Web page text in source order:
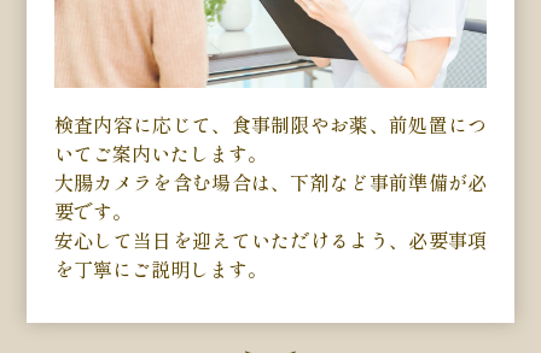
検査内容に応じて、食事制限やお薬、前処置につ
いてご案内いたします。
大腸カメラを含む場合は、下剤など事前準備が必
要です。
安心して当日を迎えていただけるよう、必要事項
を丁寧にご説明します。